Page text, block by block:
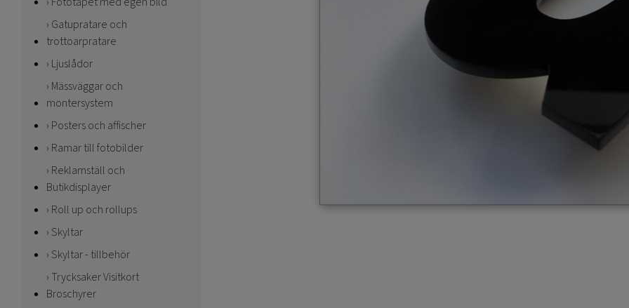
Gatupratare och
trottoarpratare
Ljuslådor
Mässväggar och
montersystem
Posters och affischer
Ramar till fotobilder
Reklamställ och
Butikdisplayer
Roll up och rollups
Skyltar
Skyltar - tillbehör
Trycksaker Visitkort
Broschyrer